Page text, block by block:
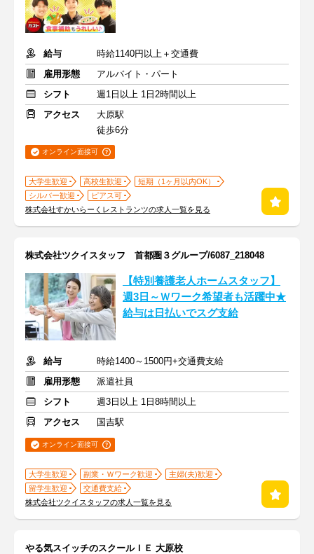
給与
時給1140円以上＋交通費
雇用形態
アルバイト・パート
シフト
週1日以上 1日2時間以上
アクセス
大原駅
徒歩6分
オンライン面接可
大学生歓迎 高校生歓迎
短期（1ヶ月以内OK）
シルバー歓迎
ピアス可
株式会社すかいらーくレストランツの求人一覧を見る
株式会社ツクイスタッフ 首都圏３グループ/6087_218048
【特別養護老人ホームスタッフ】
週3日～Ｗワーク希望者も活躍中★
給与は日払いでスグ支給
給与
時給1400～1500円+交通費支給
雇用形態
派遣社員
シフト
週3日以上 1日8時間以上
アクセス
国吉駅
オンライン面接可
大学生歓迎 副業・Ｗワーク歓迎
主婦(夫)歓迎
留学生歓迎
交通費支給
株式会社ツクイスタッフの求人一覧を見る
やる気スイッチのスクールＩＥ 大原校